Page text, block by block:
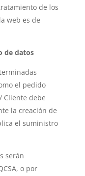
de los
web es de
de datos
el pedido
Cliente debe
la creación de
el suministro
serán
o por